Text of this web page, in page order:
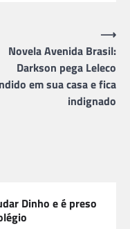
Novela Avenida Brasil:
Darkson pega Leleco
em sua casa e fica
indignado
⟶
Dinho e é preso